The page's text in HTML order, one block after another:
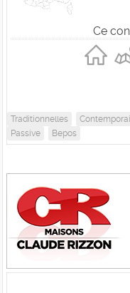
Ce
Traditionnelles
Passive
Bepos